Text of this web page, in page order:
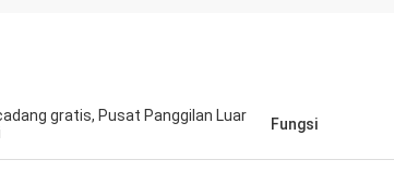
gratis, Pusat Panggilan Luar
Fungsi